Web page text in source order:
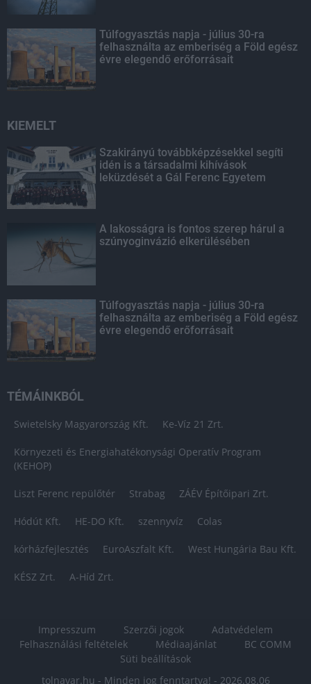
Túlfogyasztás napja - július 30-ra
felhasználta az emberiség a Föld egész
évre elegendő erőforrásait
KIEMELT
Szakirányú továbbképzésekkel segíti
idén is a társadalmi kihívások
leküzdését a Gál Ferenc Egyetem
A lakosságra is fontos szerep hárul a
szúnyoginvázió elkerülésében
Túlfogyasztás napja - július 30-ra
felhasználta az emberiség a Föld egész
évre elegendő erőforrásait
TÉMÁINKBÓL
Swietelsky Magyarország Kft. Ke-Víz 21 Zrt.
Környezeti és Energiahatékonysági Operatív Program
(KEHOP)
Liszt Ferenc repülőtér Strabag ZÁÉV Építőipari Zrt.
Hódút Kft. HE-DO Kft. szennyvíz Colas
kórházfejlesztés EuroAszfalt Kft. West Hungária Bau Kft.
KÉSZ Zrt. A-Híd Zrt.
Impresszum Szerzői jogok
Adatvédelem
Felhasználási feltételek
Médiaajánlat
BC COMM
Süti beállítások
tolnavar.hu - Minden jog fenntartva! - 2026.08.06